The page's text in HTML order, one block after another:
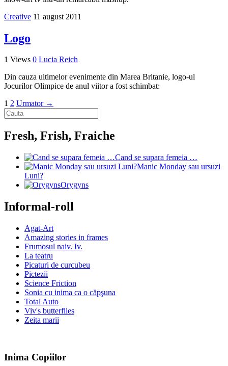
Creative 11 august 2011
Logo
1 Views 0 Lucia Reich
Din cauza ultimelor evenimente din Marea Britanie, logo-ul
Jocurilor Olimpice de anul viitor a fost schimbat:
1 2 Urmator →
Fresh, Frish, Fraiche
Cand se supara femeia …
Manic Monday sau ursuzi
Luni?
Orygyns
Informal-roll
Agat-Art
Amazing stories in frames
Frumosul naiv. Iv.
La teatru
Picaturi de curcubeu
Pictezii
Science Friction
Sonia cu inima ca o căpşuna
Total Auto
Viv's butterflies
Zeita marii
Inima Copiilor